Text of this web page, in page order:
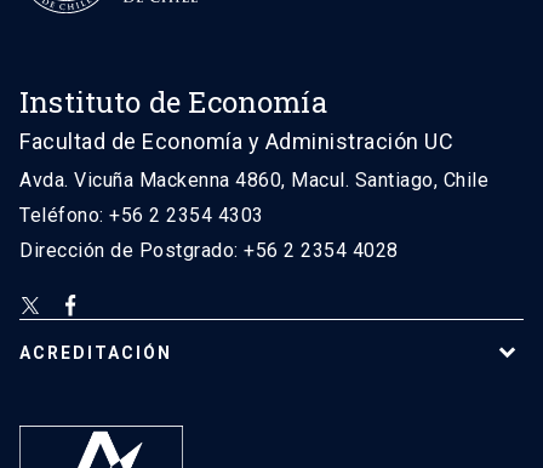
Instituto de Economía
Facultad de Economía y Administración UC
Avda. Vicuña Mackenna 4860, Macul. Santiago, Chile
Teléfono: +56 2 2354 4303
Dirección de Postgrado: +56 2 2354 4028
ACREDITACIÓN